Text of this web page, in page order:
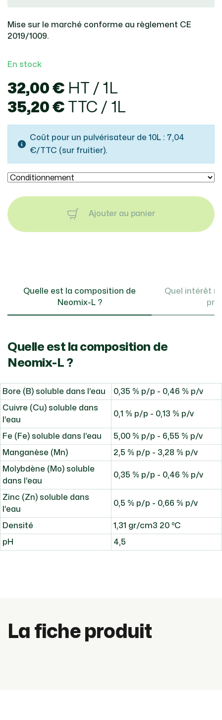
Mise sur le marché conforme au règlement CE
2019/1009.
En stock
32,00 € HT / 1L
35,20 € TTC / 1L
Coût pour un pulvérisateur de 10L : 7,04
€/TTC (sur fruitier).
Ajouter au panier
Quelle est la composition de
Neomix-L ?
Quel intérêt
Quelle est la composition de
Neomix-L ?
Bore (B) soluble dans l’eau 0,35 % p/p - 0,46 % p/v
Cuivre (Cu) soluble dans
l’eau
0,1 % p/p - 0,13 % p/v
Fe (Fe) soluble dans l’eau 5,00 % p/p - 6,55 % p/v
Manganèse (Mn) 2,5 % p/p - 3,28 % p/v
Molybdène (Mo) soluble
dans l’eau
0,35 % p/p - 0,46 % p/v
Zinc (Zn) soluble dans
l’eau
0,5 % p/p - 0,66 % p/v
Densité 1,31 gr/cm3 20 ºC
pH 4,5
La fiche produit